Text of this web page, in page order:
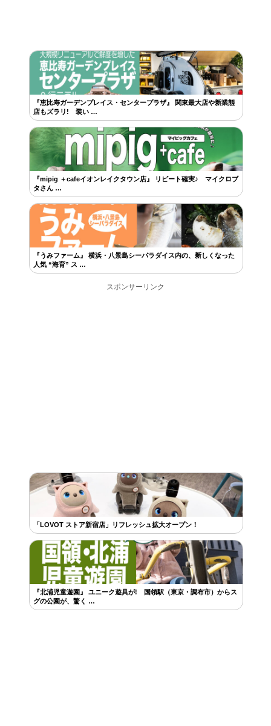
『恵比寿ガーデンプレイス・センタープラザ』 関東最大店や新業態
店もズラリ! 装い …
『mipig ＋cafeイオンレイクタウン店』 リピート確実♪ マイクロブ
タさん …
『うみファーム』 横浜・八景島シーパラダイス内の、新しくなった
人気 “海育” ス …
スポンサーリンク
「LOVOT ストア新宿店」リフレッシュ拡大オープン！
『北浦児童遊園』 ユニーク遊具が! 国領駅（東京・調布市）からス
グの公園が、驚く …